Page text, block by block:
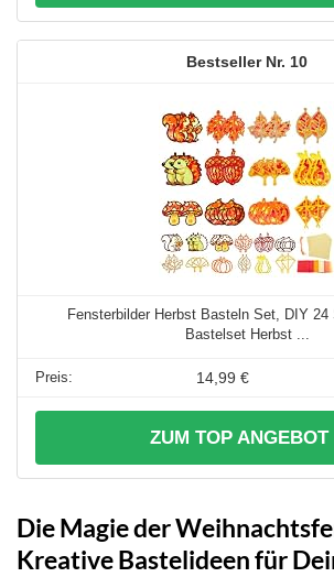
10
Fensterbilder Herbst Basteln Set, DIY
Bastelset Herbst ...
14,99 €
ZUM TOP ANGEBOT
Die Magie der
Kreative Bastelideen für